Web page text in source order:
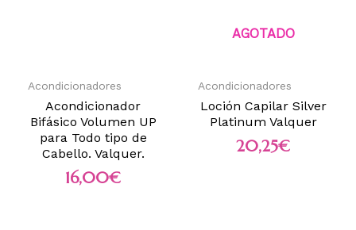
Acondicionadores
Acondicionador
Bifásico Volumen UP
para Todo tipo de
Cabello. Valquer.
16,00€
AGOTADO
Acondicionadores
Loción Capilar Silver
Platinum Valquer
20,25€